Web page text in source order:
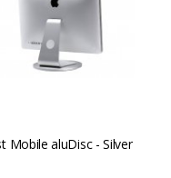
Mobile aluDisc - Silver